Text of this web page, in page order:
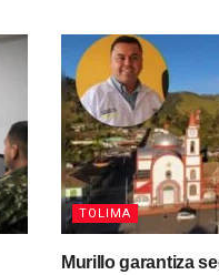
TOLIMA
Murillo garantiza